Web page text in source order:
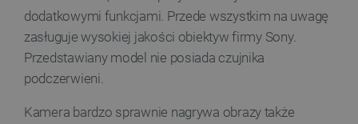
dodatkowymi funkcjami. Przede wszystkim na uwagę
zasługuje wysokiej jakości obiektyw firmy Sony.
Przedstawiany model nie posiada czujnika
podczerwieni.
Kamera bardzo sprawnie nagrywa obrazy także
Niezbędne pliki cookie umożliwiają korzystanie z
jak logowanie użytkownika i zarządzanie kontem.
prawidłowo korzystać ze strony internetowej.